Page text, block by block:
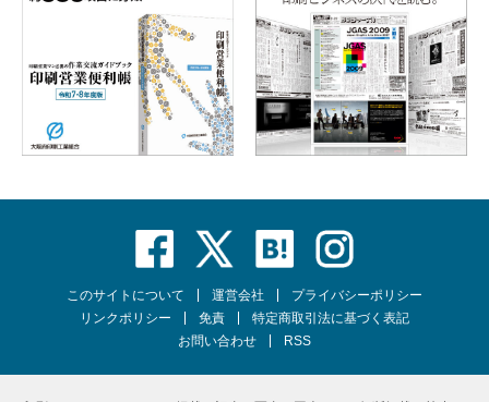
このサイトについて 運営会社
プライバシーポリシー
リンクポリシー
免責
特定商取引法に基づく表記
お問い合わせ
RSS